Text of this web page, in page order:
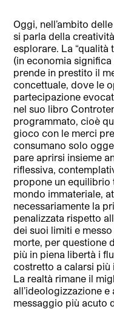
Oggi, nell’ambito
si parla della
esplorare. La “qualità
(in economia
prende in prestito il
concettuale, dove le
partecipazione
nel suo libro
programmato, cioè
gioco con le merci
consumano solo
pare aprirsi insieme
riflessiva,
propone un equilibrio
mondo immateriale,
necessariamente la
penalizzata rispetto
dei suoi limiti e
morte, per questione
più in piena libertà i
costretto a calarsi più
La realtà rimane il
all’ideologizzazione e
messaggio più acuto